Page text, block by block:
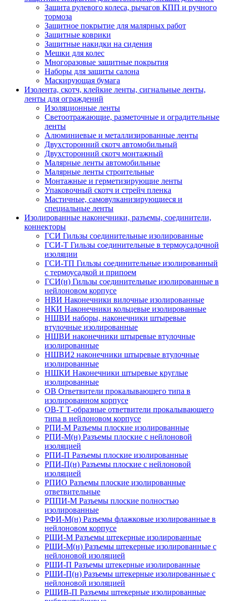
Защита рулевого колеса, рычагов КПП и ручного
тормоза
Защитное покрытие для малярных работ
Защитные коврики
Защитные накидки на сидения
Мешки для колес
Многоразовые защитные покрытия
Наборы для защиты салона
Маскирующая бумага
Изолента, скотч, клейкие ленты, сигнальные ленты,
ленты для ограждений
Изоляционные ленты
Светоотражающие, разметочные и оградительные
ленты
Алюминиевые и металлизированные ленты
Двухсторонний скотч автомобильный
Двухсторонний скотч монтажный
Малярные ленты автомобильные
Малярные ленты строительные
Монтажные и герметизирующие ленты
Упаковочный скотч и стрейч пленка
Мастичные, самовулканизирующиеся и
специальные ленты
Изолированные наконечники, разъемы, соединители,
коннекторы
ГСИ Гильзы соединительные изолированные
ГСИ-Т Гильзы соединительные в термоусадочной
изоляции
ГСИ-ТП Гильзы соединительные изолированный
с термоусадкой и припоем
ГСИ(н) Гильзы соединительные изолированные в
нейлоновом корпусе
НВИ Наконечники вилочные изолированные
НКИ Наконечники кольцевые изолированные
НШВИ наборы, наконечники штыревые
втулочные изолированные
НШВИ наконечники штыревые втулочные
изолированные
НШВИ2 наконечники штыревые втулочные
изолированные
НШКИ Наконечники штыревые круглые
изолированные
ОВ Ответвители прокалывающего типа в
изолированном корпусе
ОВ-Т Т-образные ответвители прокалывающего
типа в нейлоновом корпусе
РПИ-М Разъемы плоские изолированные
РПИ-М(н) Разъемы плоские с нейлоновой
изоляцией
РПИ-П Разъемы плоские изолированные
РПИ-П(н) Разъемы плоские с нейлоновой
изоляцией
РПИО Разъемы плоские изолированные
ответвительные
РППИ-М Разъемы плоские полностью
изолированные
РФИ-М(н) Разъемы флажковые изолированные в
нейлоновом корпусе
РШИ-М Разъемы штекерные изолированные
РШИ-М(н) Разъемы штекерные изолированные с
нейлоновой изоляцией
РШИ-П Разъемы штекерные изолированные
РШИ-П(н) Разъемы штекерные изолированные с
нейлоновой изоляцией
РШИВ-П Разъемы штекерные изолированные